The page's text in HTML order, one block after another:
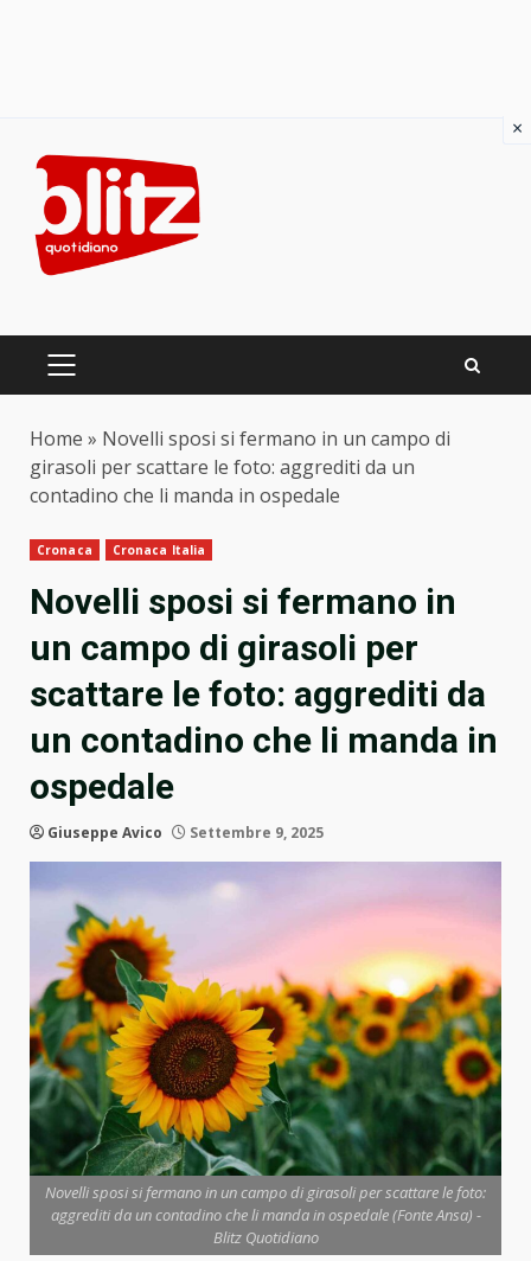
content
PRIMARY
Home » Novelli sposi si fermano in un campo di
girasoli per scattare le foto: aggrediti da un
contadino che li manda in ospedale
Cronaca Cronaca Italia
Novelli sposi si fermano in
un campo di girasoli per
scattare le foto: aggrediti da
un contadino che li manda in
ospedale
Giuseppe Avico Settembre 9, 2025
Novelli sposi si fermano in un campo di girasoli per scattare le foto:
aggrediti da un contadino che li manda in ospedale (Fonte Ansa) -
Blitz Quotidiano
×